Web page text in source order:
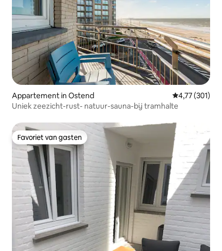
Appartement in Ostend Gemiddelde
4,77 (301)
Uniek zeezicht-rust- natuur-sauna-bij tramhalte
Favoriet van gasten
Favoriet van gasten